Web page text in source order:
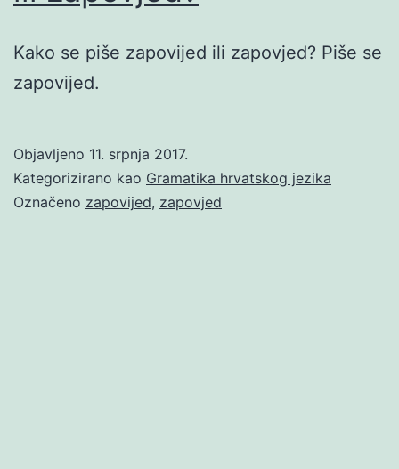
Kako se piše zapovijed ili zapovjed? Piše se
zapovijed.
Objavljeno 11. srpnja 2017.
Kategorizirano kao Gramatika hrvatskog jezika
Označeno zapovijed, zapovjed